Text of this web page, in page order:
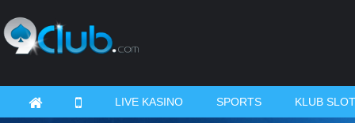
LIVE KASINO SPORTS KLUB